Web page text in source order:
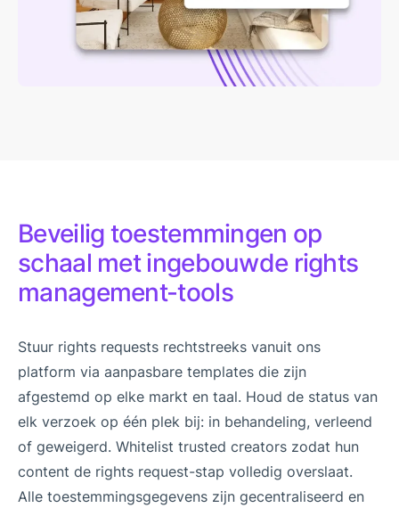
Beveilig toestemmingen op
schaal met ingebouwde rights
management-tools
Stuur rights requests rechtstreeks vanuit ons
platform via aanpasbare templates die zijn
afgestemd op elke markt en taal. Houd de status van
elk verzoek op één plek bij: in behandeling, verleend
of geweigerd. Whitelist trusted creators zodat hun
content de rights request-stap volledig overslaat.
Alle toestemmingsgegevens zijn gecentraliseerd en